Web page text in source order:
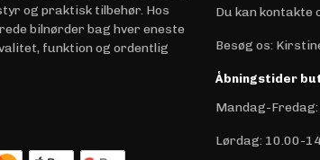
og praktisk tilbehør. Hos
bilnørder bag hver eneste
funktion og ordentlig
Du kan kontakte
Besøg os:
Åbningstider
Mandag-
Lørdag: 10.00-